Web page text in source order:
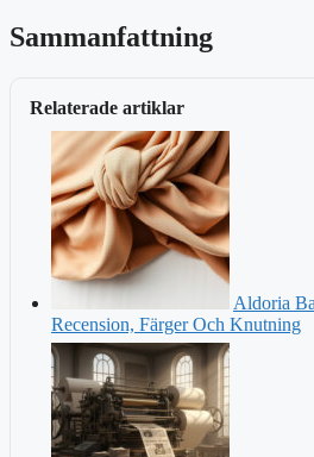
Sammanfattning
Relaterade artiklar
Aldoria
Recension, Färger Och Knutning